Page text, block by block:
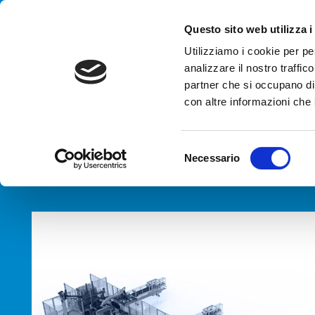
Questo sito web utilizza i
Utilizziamo i cookie per
analizzare il nostro
partner che si occupano
con altre informazioni
e
Necessario
AGENCJA